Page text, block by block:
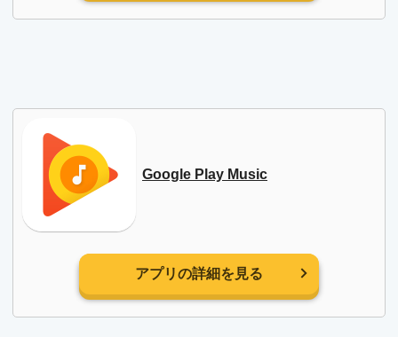
Google Play Music
アプリの詳細を見る